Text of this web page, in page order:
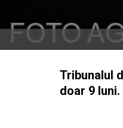
Tribunalul
doar 9